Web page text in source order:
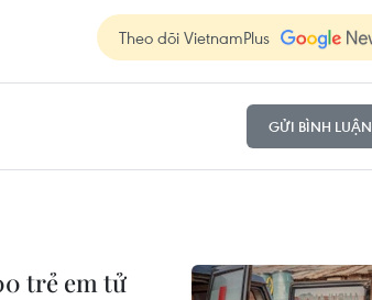
Theo dõi VietnamPlus
GỬI BÌNH LUẬN
trẻ em tử